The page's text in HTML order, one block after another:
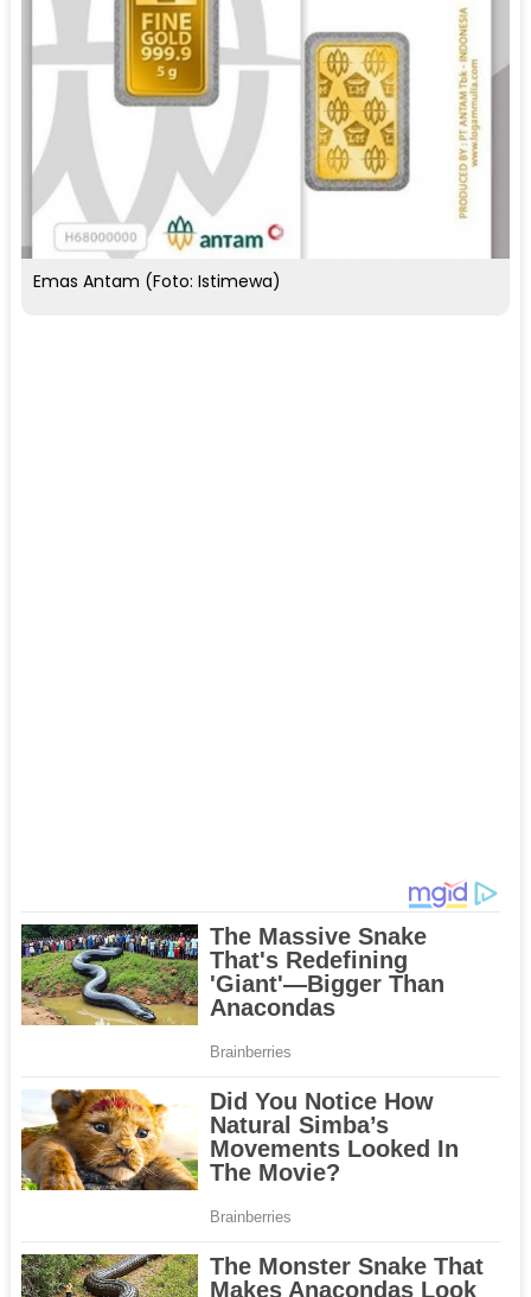
Emas Antam (Foto: Istimewa)